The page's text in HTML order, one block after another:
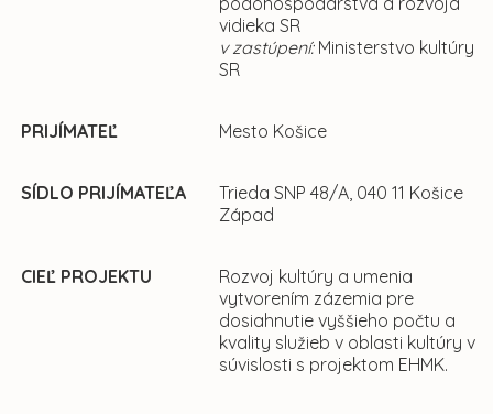
vidieka SR
v zastúpení:Ministerstvo kultúry
SR
PRIJÍMATEĽ Mesto Košice
SÍDLO PRIJÍMATEĽA
Trieda SNP 48/A, 040 11 Košice
Západ
CIEĽ PROJEKTU
Rozvoj kultúry a umenia
vytvorením zázemia pre
dosiahnutie vyššieho počtu a
kvality služieb v oblasti kultúry v
súvislosti s projektom EHMK.